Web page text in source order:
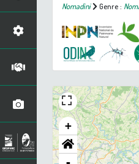
Nomadini
Genre :
+